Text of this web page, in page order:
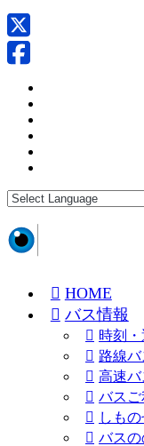
HOME
バス情報
時刻
路線
高速
バス
しも
バス